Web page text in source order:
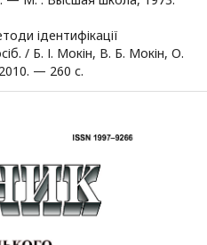
ідентифікації
/ Б. І. Мокін, В. Б. Мокін, О.
— 260 с.